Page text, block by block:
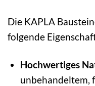
Die KAPLA
folgende
Hochwertiges
unbehandeltem,